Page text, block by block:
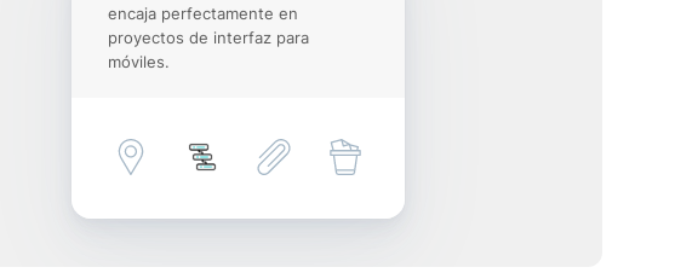
encaja perfectamente en
proyectos de interfaz para
móviles.